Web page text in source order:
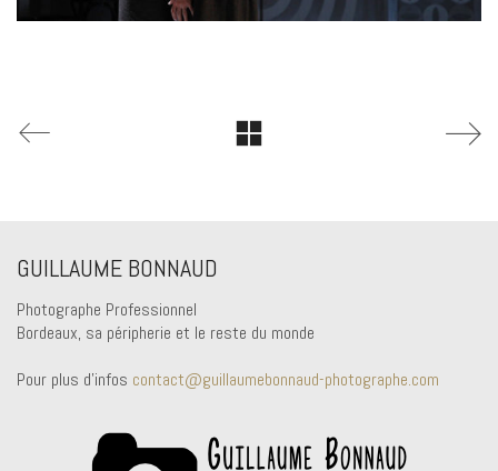
GUILLAUME BONNAUD
Photographe Professionnel
Bordeaux, sa péripherie et le reste du monde
Pour plus d'infos contact@guillaumebonnaud-photographe.com